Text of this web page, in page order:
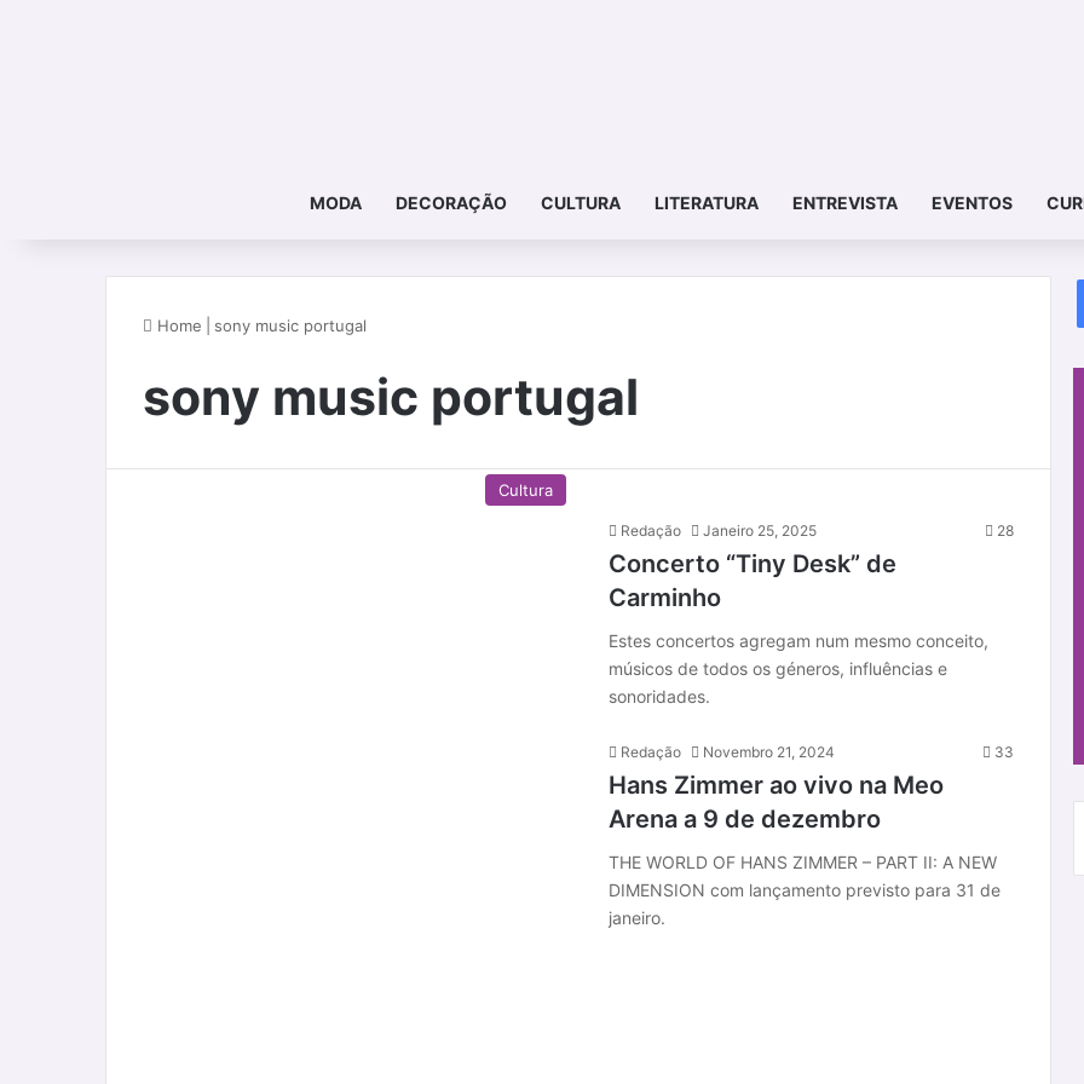
MODA DECORAÇÃO CULTURA LITERATURA ENTREVISTA EVENTOS
Home sony music portugal
sony music portugal
Cultura
Redação Janeiro 25, 2025 28
Concerto “Tiny Desk” de
Carminho
Estes concertos agregam num mesmo conceito,
músicos de todos os géneros, influências e
sonoridades.
Redação Novembro 21, 2024 33
Hans Zimmer ao vivo na Meo
Arena a 9 de dezembro
THE WORLD OF HANS ZIMMER – PART II: A NEW
DIMENSION com lançamento previsto para 31 de
janeiro.